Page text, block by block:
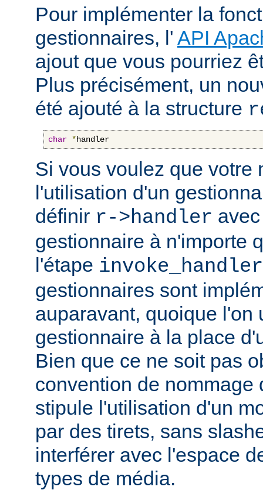
Pour implémenter la
gestionnaires, l' API
ajout que vous pourriez
Plus précisément, un
été ajouté à la structure
char *handler
Si vous voulez que votre
l'utilisation d'un
définir r->handler
gestionnaire à n'importe
l'étape invoke_handler
gestionnaires sont
auparavant, quoique l'on
gestionnaire à la place
Bien que ce ne soit pas
convention de nommage
stipule l'utilisation d'un
par des tirets, sans
interférer avec l'espace
types de média.